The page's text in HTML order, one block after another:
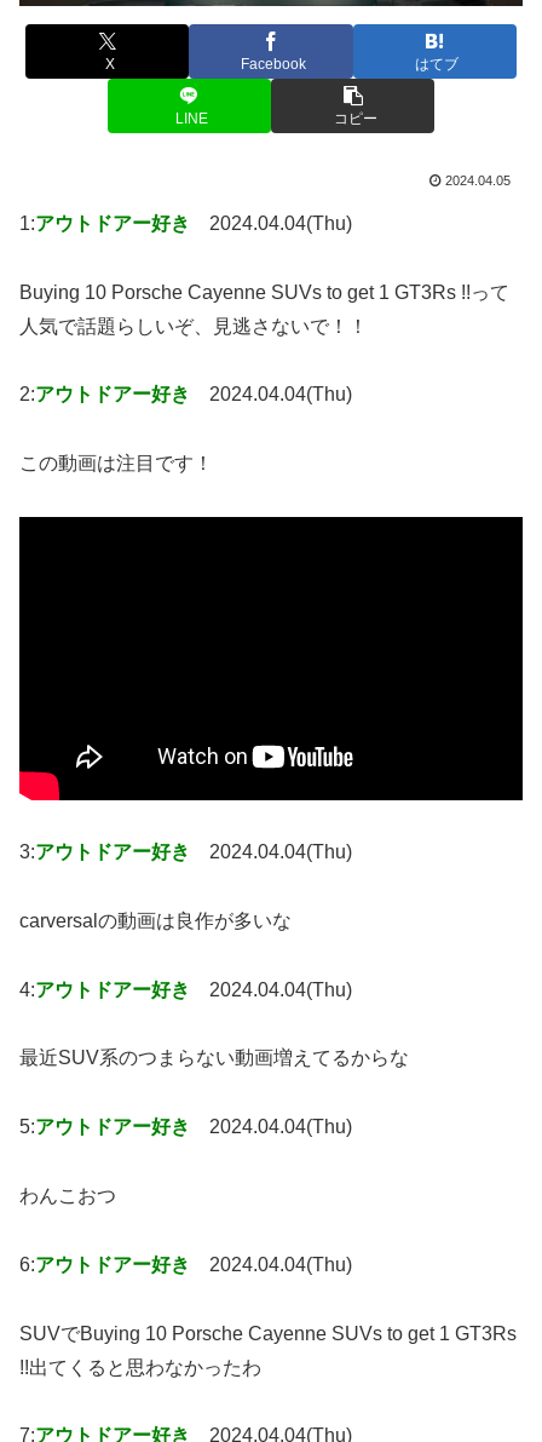
X Facebook はてブ
LINE コピー
2024.04.05
1:アウトドアー好き 2024.04.04(Thu)
Buying 10 Porsche Cayenne SUVs to get 1 GT3Rs !!って
人気で話題らしいぞ、見逃さないで！！
2:アウトドアー好き 2024.04.04(Thu)
この動画は注目です！
3:アウトドアー好き 2024.04.04(Thu)
carversalの動画は良作が多いな
4:アウトドアー好き 2024.04.04(Thu)
最近SUV系のつまらない動画増えてるからな
5:アウトドアー好き 2024.04.04(Thu)
わんこおつ
6:アウトドアー好き 2024.04.04(Thu)
SUVでBuying 10 Porsche Cayenne SUVs to get 1 GT3Rs
!!出てくると思わなかったわ
7:アウトドアー好き 2024.04.04(Thu)